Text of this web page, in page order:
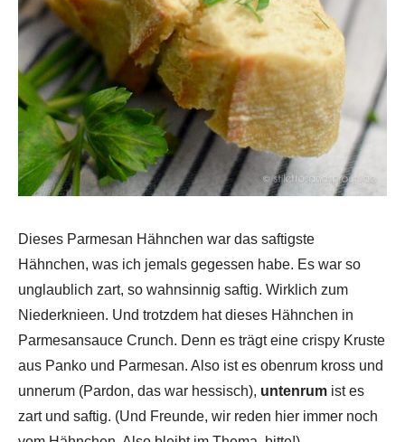
Dieses Parmesan Hähnchen war das saftigste
Hähnchen, was ich jemals gegessen habe. Es war so
unglaublich zart, so wahnsinnig saftig. Wirklich zum
Niederknieen. Und trotzdem hat dieses Hähnchen in
Parmesansauce Crunch. Denn es trägt eine crispy Kruste
aus Panko und Parmesan. Also ist es obenrum kross und
unnerum (Pardon, das war hessisch), untenrum ist es
zart und saftig. (Und Freunde, wir reden hier immer noch